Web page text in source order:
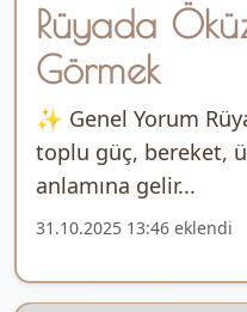
Rüyada
Görmek
✨ Genel Yorum
toplu güç, bereket,
anlamına gelir...
31.10.2025 13:46 eklendi